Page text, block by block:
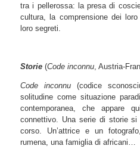
tra i pellerossa: la presa di
cultura, la comprensione dei loro
loro segreti.
Storie (Code inconnu, Austria-
Code inconnu(codice
solitudine come situazione
contemporanea, che appare
connettivo. Una serie di storie
corso. Un’attrice e un
rumena, una famiglia di africani…